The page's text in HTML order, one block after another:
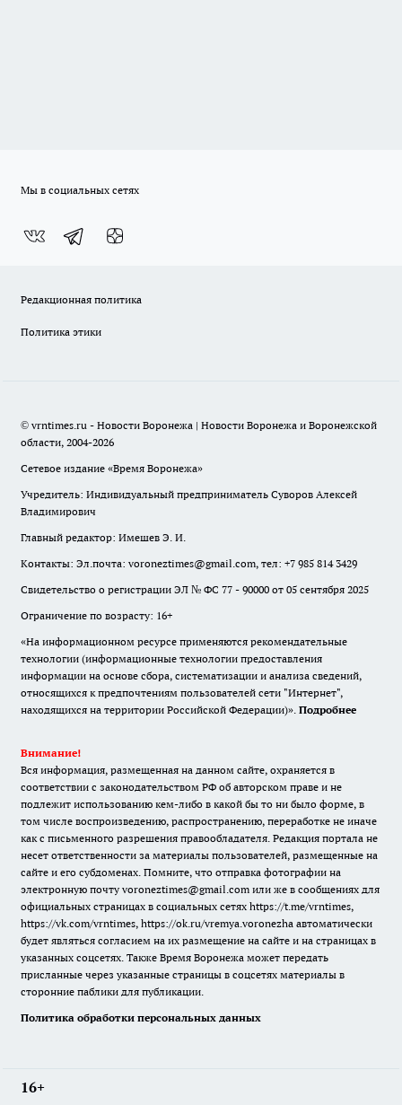
Мы в социальных сетях
Редакционная политика
Политика этики
© vrntimes.ru - Новости Воронежа | Новости Воронежа и Воронежской
области, 2004-2026
Сетевое издание «Время Воронежа»
Учредитель: Индивидуальный предприниматель Суворов Алексей
Владимирович
Главный редактор: Имешев Э. И.
Контакты: Эл.почта: voroneztimes@gmail.com, тел: +7 985 814 3429
Свидетельство о регистрации ЭЛ № ФС 77 - 90000 от 05 сентября 2025
Ограничение по возрасту: 16+
«На информационном ресурсе применяются рекомендательные
технологии (информационные технологии предоставления
информации на основе сбора, систематизации и анализа сведений,
относящихся к предпочтениям пользователей сети "Интернет",
находящихся на территории Российской Федерации)». Подробнее
Внимание!
Вся информация, размещенная на данном сайте, охраняется в
соответствии с законодательством РФ об авторском праве и не
подлежит использованию кем-либо в какой бы то ни было форме, в
том числе воспроизведению, распространению, переработке не иначе
как с письменного разрешения правообладателя. Редакция портала не
несет ответственности за материалы пользователей, размещенные на
сайте и его субдоменах. Помните, что отправка фотографии на
электронную почту voroneztimes@gmail.com или же в сообщениях для
официальных страницах в социальных сетях https://t.me/vrntimes,
https://vk.com/vrntimes, https://ok.ru/vremya.voronezha автоматически
будет являться согласием на их размещение на сайте и на страницах в
указанных соцсетях. Также Время Воронежа может передать
присланные через указанные страницы в соцсетях материалы в
сторонние паблики для публикации.
Политика обработки персональных данных
16+